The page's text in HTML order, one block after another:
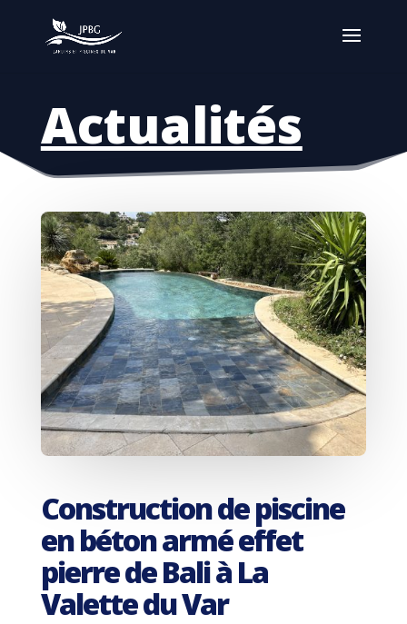
Actualités
Construction de piscine
en béton armé effet
pierre de Bali à La
Valette du Var